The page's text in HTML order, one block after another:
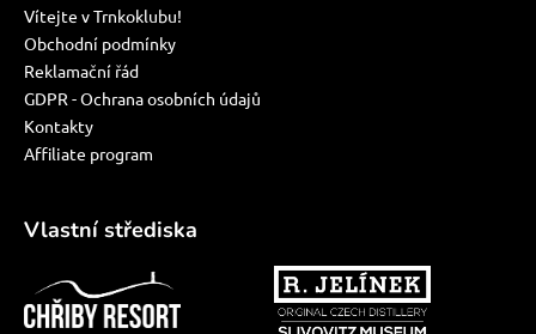
Vítejte v Trnkoklubu!
Obchodní podmínky
Reklamační řád
GDPR - Ochrana osobních údajů
Kontakty
Affiliate program
Vlastní střediska